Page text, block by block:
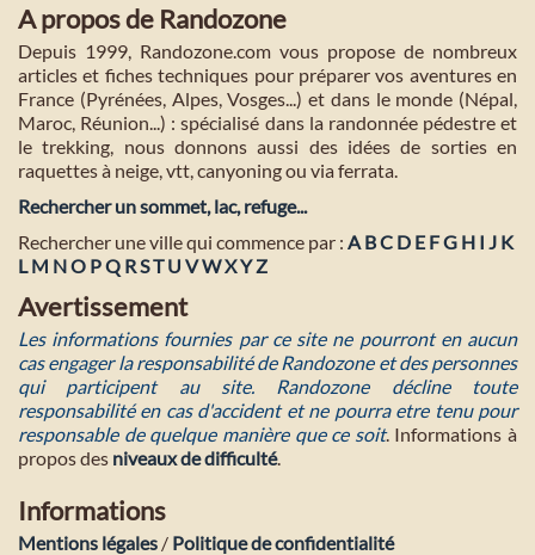
A propos de Randozone
Depuis 1999, Randozone.com vous propose de nombreux
articles et fiches techniques pour préparer vos aventures en
France (Pyrénées, Alpes, Vosges...) et dans le monde (Népal,
Maroc, Réunion...) : spécialisé dans la randonnée pédestre et
le trekking, nous donnons aussi des idées de sorties en
raquettes à neige, vtt, canyoning ou via ferrata.
Rechercher un sommet, lac, refuge...
Rechercher une ville qui commence par : A BC D E FG H I J K
L M NO PQ RST U VWXYZ
Avertissement
Les informations fournies par ce site ne pourront en aucun
cas engager la responsabilité de Randozone et des personnes
qui participent au site. Randozone décline toute
responsabilité en cas d'accident et ne pourra etre tenu pour
responsable de quelque manière que ce soit. Informations à
propos des niveaux de difficulté.
Informations
Mentions légales / Politique de confidentialité